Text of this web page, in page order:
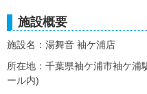
施設概要
施設名：湯舞音 袖ケ浦店
所在地：千葉県袖ケ浦市袖ケ
ール内)